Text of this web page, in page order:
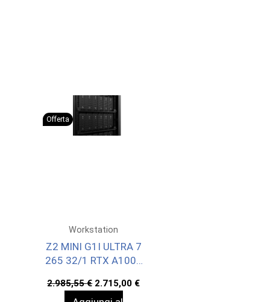
Offerta
Workstation
Z2 MINI G1I ULTRA 7
265 32/1 RTX A1000
2.985,55€ Il
prezzo
2.715,00 €Il